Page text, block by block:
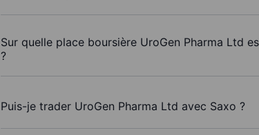
Sur quelle place boursière UroGen Pharma Ltd
?
Puis-je trader UroGen Pharma Ltd avec Saxo ?